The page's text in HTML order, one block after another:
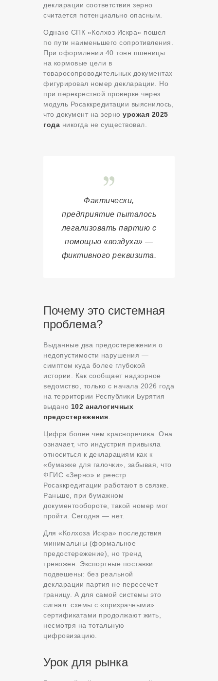
декларации соответствия зерно
считается потенциально опасным.
Однако СПК «Колхоз Искра» пошел
по пути наименьшего сопротивления.
При оформлении 40 тонн пшеницы
на кормовые цели в
товаросопроводительных документах
фигурировал номер декларации. Но
при перекрестной проверке через
модуль Росаккредитации выяснилось,
что документ на зерно урожая 2025
года никогда не существовал.
Фактически,
предприятие пыталось
легализовать партию с
помощью «воздуха» —
фиктивного реквизита.
Почему это системная
проблема?
Выданные два предостережения о
недопустимости нарушения —
симптом куда более глубокой
истории. Как сообщает надзорное
ведомство, только с начала 2026 года
на территории Республики Бурятия
выдано 102 аналогичных
предостережения
Цифра более чем красноречива. Она
означает, что индустрия привыкла
относиться к декларациям как к
«бумажке для галочки», забывая, что
ФГИС «Зерно» и реестр
Росаккредитации работают в связке.
Раньше, при бумажном
документообороте, такой номер мог
пройти. Сегодня — нет.
Для «Колхоза Искра» последствия
минимальны (формальное
предостережение), но тренд
тревожен. Экспортные поставки
подвешены: без реальной
декларации партия не пересечет
границу. А для самой системы это
сигнал: схемы с «призрачными»
сертификатами продолжают жить,
несмотря на тотальную
цифровизацию.
Урок для рынка